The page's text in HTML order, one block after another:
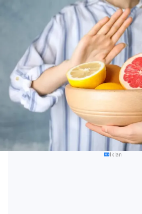
Iklan